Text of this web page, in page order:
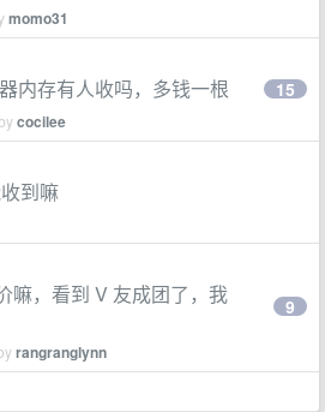
momo31
内存有人收吗，多钱一根
cocilee
15
到嘛
嘛，看到 V 友成团了，我
rangranglynn
9